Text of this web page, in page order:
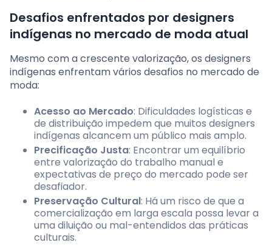
Desafios enfrentados por designers
indígenas no mercado de moda atual
Mesmo com a crescente valorização, os designers
indígenas enfrentam vários desafios no mercado de
moda:
Acesso ao Mercado: Dificuldades logísticas e
de distribuição impedem que muitos designers
indígenas alcancem um público mais amplo.
Precificação Justa: Encontrar um equilíbrio
entre valorização do trabalho manual e
expectativas de preço do mercado pode ser
desafiador.
Preservação Cultural: Há um risco de que a
comercialização em larga escala possa levar a
uma diluição ou mal-entendidos das práticas
culturais.